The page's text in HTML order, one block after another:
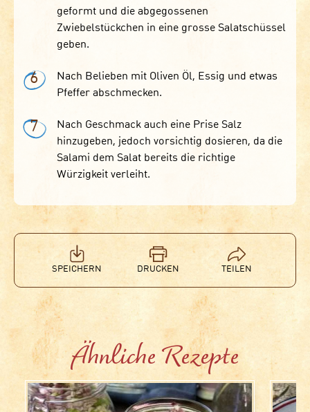
geformt und die abgegossenen
Zwiebelstückchen in eine grosse Salatschüssel
geben.
6
Nach Belieben mit Oliven Öl, Essig und etwas
Pfeffer abschmecken.
7
Nach Geschmack auch eine Prise Salz
hinzugeben, jedoch vorsichtig dosieren, da die
Salami dem Salat bereits die richtige
Würzigkeit verleiht.
SPEICHERN DRUCKEN TEILEN
Ähnliche Rezepte